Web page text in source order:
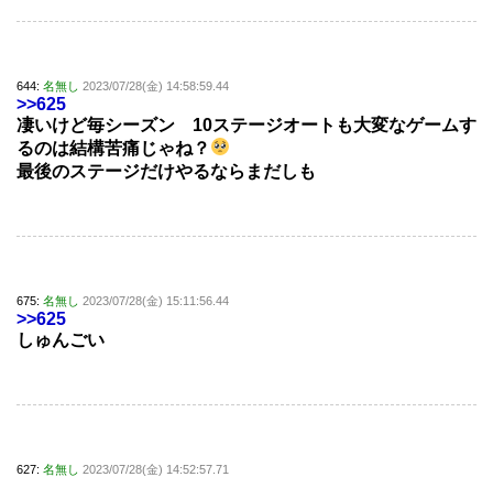
644: 名無し 2023/07/28(金) 14:58:59.44
>>625
凄いけど毎シーズン 10ステージオートも大変なゲームす
るのは結構苦痛じゃね？
最後のステージだけやるならまだしも
675: 名無し 2023/07/28(金) 15:11:56.44
>>625
しゅんごい
627: 名無し 2023/07/28(金) 14:52:57.71